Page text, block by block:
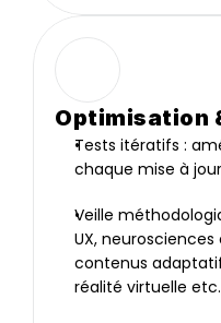
Optimisation
Tests itératifs :
chaque mise à
Veille
UX,
contenus
réalité virtuelle